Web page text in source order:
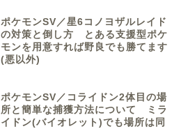
ポケモンSV／星6コノヨザルレイド
の対策と倒し方 とある支援型ポケ
モンを用意すれば野良でも勝てます
(悪以外)
ポケモンSV／コライドン2体目の場
所と簡単な捕獲方法について ミラ
イドン(バイオレット)でも場所は同